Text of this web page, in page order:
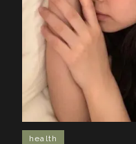
health